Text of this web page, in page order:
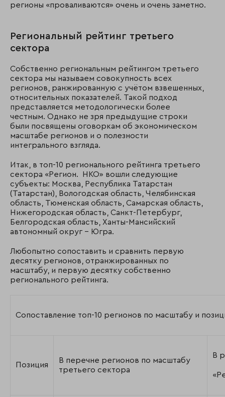
регионы «проваливаются» очень и очень заметно.
Региональный рейтинг третьего
сектора
Собственно региональным рейтингом третьего
сектора мы называем совокупность всех
регионов, ранжированную с учётом взвешенных,
относительных показателей. Такой подход
представляется методологически более
честным. Однако не зря предыдущие строки
были посвящены оговоркам об экономическом
масштабе регионов и о полезности
интегрального взгляда.
Итак, в топ-10 регионального рейтинга третьего
сектора «Регион. НКО» вошли следующие
субъекты: Москва, Республика Татарстан
(Татарстан), Вологодская область, Челябинская
область, Тюменская область, Самарская область,
Нижегородская область, Санкт-Петербург,
Белгородская область, Ханты-Мансийский
автономный округ – Югра.
Любопытно сопоставить и сравнить первую
десятку регионов, отранжированных по
масштабу, и первую десятку собственно
регионального рейтинга.
Сопоставление топ-10 регионов по масштабу и
Позиция
В перечне регионов по масштабу
третьего сектора
В